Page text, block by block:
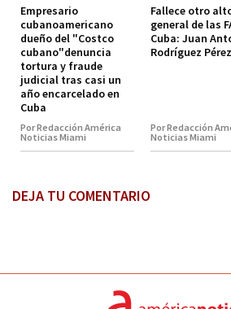
Empresario
cubanoamericano
dueño del "Costco
cubano"denuncia
tortura y fraude
judicial tras casi un
año encarcelado en
Cuba
Por Redacción América
Noticias Miami
Fallece otro
general de las
Cuba: Juan
Rodríguez Pérez
Por Redacción
Noticias Miami
DEJA TU COMENTARIO